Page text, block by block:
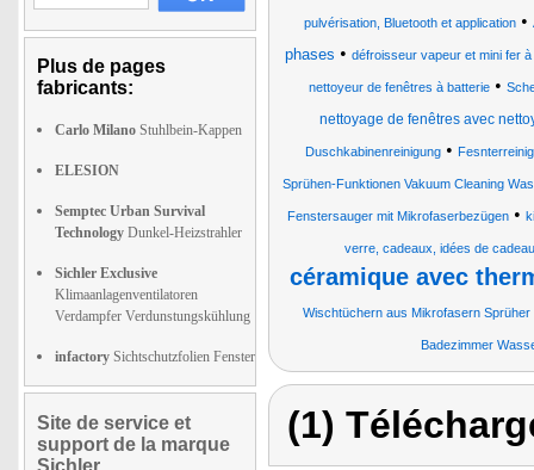
Plus de pages
fabricants:
Carlo Milano Stuhlbein-Kappen
ELESION
Semptec Urban Survival
Technology Dunkel-Heizstrahler
Sichler Exclusive
Klimaanlagenventilatoren
Verdampfer Verdunstungskühlung
infactory Sichtschutzfolien Fenster
Site de service et
support de la marque
Sichler
pulvérisation, Bluetooth et application•
phases • défroisseur vapeur et mini fer
nettoyeur de fenêtres à batterie•
nettoyage de fenêtres avec
Duschkabinenreinigung•
Sprühen-Funktionen Vakuum Cleaning
Fenstersauger mit Mikrofaserbezügen •
verre, cadeaux, idées de
céramique avec
Wischtüchern aus Mikrofasern Sprüher
Badezimmer
(1)